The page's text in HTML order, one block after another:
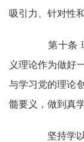
吸引力、针对性
第十条 理
义理论作为做好
与学习党的理论
髓要义，做到真
坚持学以